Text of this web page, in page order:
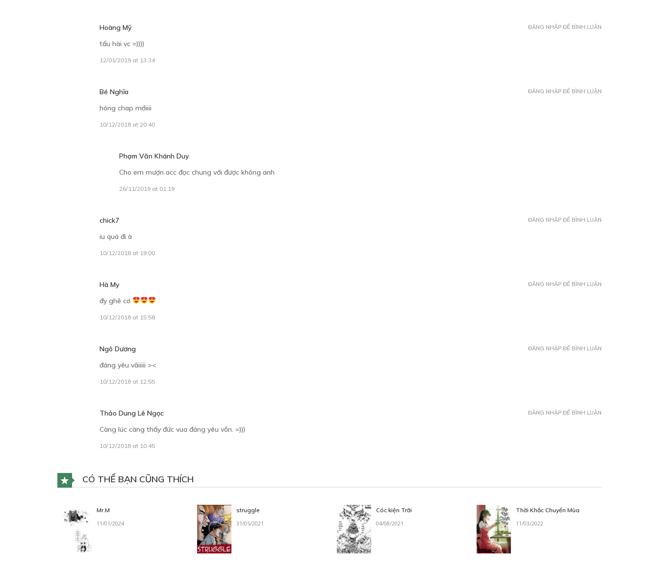
Hoàng Mỹ
tấu hài vc =))))
12/01/2019 at 13:34
ĐĂNG NHẬP ĐỂ BÌNH LUẬN
Bé Nghĩa
hóng chap mớiiii
10/12/2018 at 20:40
ĐĂNG NHẬP ĐỂ BÌNH LUẬN
Phạm Văn Khánh Duy
Cho em mượn acc đọc chung với được không anh
26/11/2019 at 01:19
chick7
iu quá đi à
10/12/2018 at 19:00
ĐĂNG NHẬP ĐỂ BÌNH LUẬN
Hà My
đy ghê cơ
10/12/2018 at 15:58
ĐĂNG NHẬP ĐỂ BÌNH LUẬN
Ngô Dương
đáng yêu vãiiiii ><
10/12/2018 at 12:55
ĐĂNG NHẬP ĐỂ BÌNH LUẬN
Thảo Dung Lê Ngọc
Càng lúc càng thấy đức vua đáng yêu vồn. =)))
10/12/2018 at 10:45
ĐĂNG NHẬP ĐỂ BÌNH LUẬN
CÓ THỂ BẠN CŨNG THÍCH
Mr.M
11/01/2024
struggle
31/05/2021
Cóc kiện Trời
04/08/2021
Thời Khắc Chuyển Mùa
11/03/2022